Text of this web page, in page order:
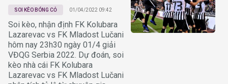
SOI KÈO BÓNG CỎ 01/04/2022 09:42
Soi kèo, nhận định FK Kolubara
Lazarevac vs FK Mladost Lučani
hôm nay 23h30 ngày 01/4 giải
VĐQG Serbia 2022. Dự đoán, soi
kèo nhà cái FK Kolubara
Lazarevac vs FK Mladost Lučani